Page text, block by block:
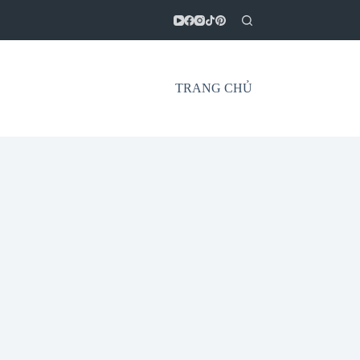
TRANG CHỦ